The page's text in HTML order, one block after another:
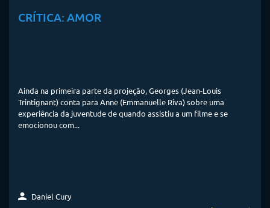
CRÍTICA: AMOR
Ainda na primeira parte da projeção, Georges (Jean-Louis
Trintignant) conta para Anne (Emmanuelle Riva) sobre uma
experiência da juventude de quando assistiu a um filme e se
emocionou com...
Daniel Cury